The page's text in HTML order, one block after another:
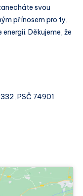
svou
přínosem pro ty,
Děkujeme, že
PSČ 74901